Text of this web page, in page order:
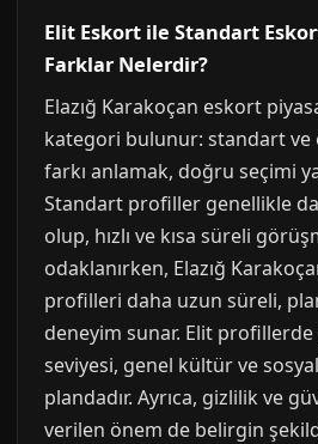
Elit Eskort ile Standart
Farklar Nelerdir?
Elazığ Karakoçan eskort
kategori bulunur: standart ve
farkı anlamak, doğru seçimi
Standart profiller genellikle
olup, hızlı ve kısa süreli
odaklanırken, Elazığ
profilleri daha uzun süreli,
deneyim sunar. Elit
seviyesi, genel kültür ve
plandadır. Ayrıca, gizlilik ve
verilen önem de belirgin